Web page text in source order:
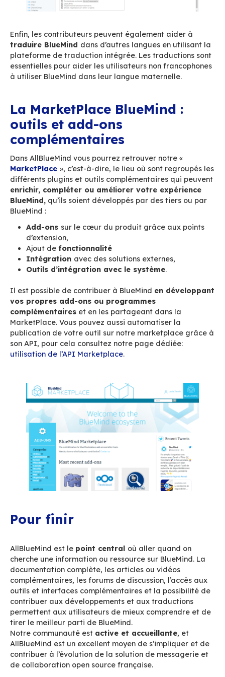
Développeurs :
AllBlueMind permet aux utilisateurs de
activement aux développementset aux
de BlueMind. Accès aux sources, à la
technique, documentation des API, les
disposent des outils pour participer au
Les développeurs peuvent également
soumettant du code, des plugins ou en
testerles nouvelles versions de BlueMind.
D’ailleurs, dans AllBlueMind vous retrouverez
l’environnement UX de BlueMind,
les règles d’ergonomie, d’affichage et
ainsi qu’une bibliothèque de composants
Vous pouvez l’utiliser pour vous aligner au
général de votre BlueMind si vous réalisez des
Enfin, les contributeurs peuvent également
traduire BlueMinddans d’autres langues en
plateforme de traduction intégrée. Les
essentielles pour aider les utilisateurs non
à utiliser BlueMind dans leur langue
La MarketPlace BlueMind
outils et add-ons